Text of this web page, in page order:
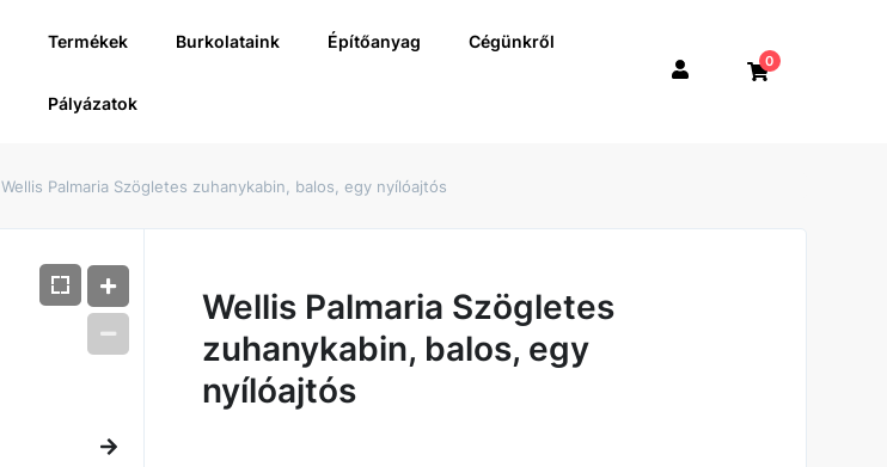
Termékek Burkolataink Építőanyag Cégünkről
Pályázatok
0
Wellis Palmaria Szögletes zuhanykabin, balos, egy nyílóajtós
Wellis Palmaria Szögletes
zuhanykabin, balos, egy
nyílóajtós